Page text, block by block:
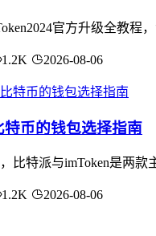
官方升级全教程
1.2K 2026-08-06
特币的钱包选择指南
比特派与imToken是两
1.2K 2026-08-06